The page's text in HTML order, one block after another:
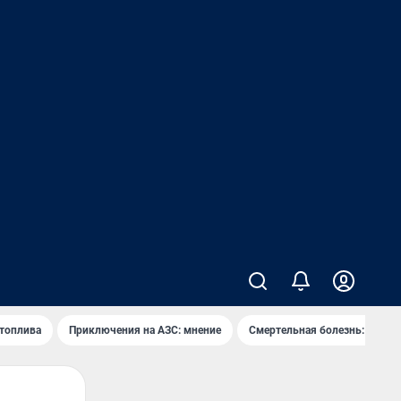
Приключения на АЗС: мнение Смертельная болезнь: